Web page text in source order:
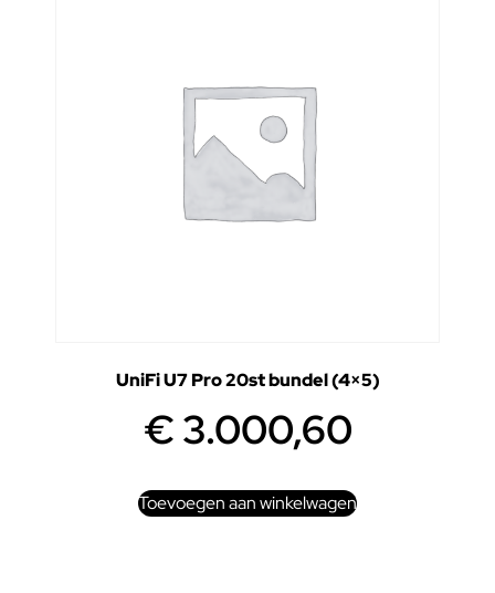
UniFi U7 Pro 20st bundel (4×5)
€3.000,60
Toevoegen aan winkelwagen